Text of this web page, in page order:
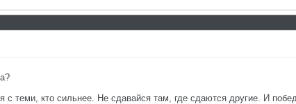
с теми, кто сильнее. Не сдавайся там, где сдаются другие. И